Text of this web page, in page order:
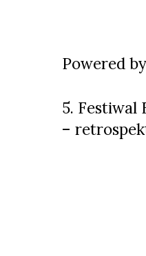
Powered by
5. Festiwal
–